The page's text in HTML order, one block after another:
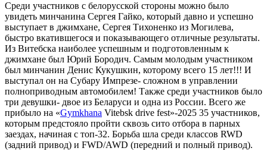
Среди участников с белорусской стороны можно было
увидеть минчанина Сергея Гайко, который давно и успешно
выступает в джимхане, Сергея Тихоненко из Могилева,
быстро вкатившегося и показывающего отличные результаты.
Из Витебска наиболее успешным и подготовленным к
джимхане был Юрий Бородич. Самым молодым участником
был минчанин Денис Кукушкин, которому всего 15 лет!!! И
выступал он на Субару Импрезе- сложном в управлении
полноприводным автомобилем! Также среди участников было
три девушки- двое из Беларуси и одна из России. Всего же
прибыло на «Gymkhana Vitebsk drive fest»-2025 35 участников,
которым предстояло пройти сквозь сито отбора в парных
заездах, начиная с топ-32. Борьба шла среди классов RWD
(задний привод) и FWD/AWD (передний и полный привод).